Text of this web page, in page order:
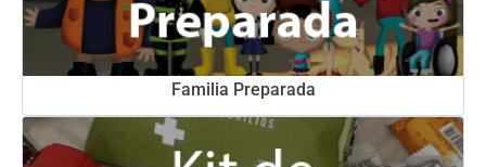
Familia Preparada